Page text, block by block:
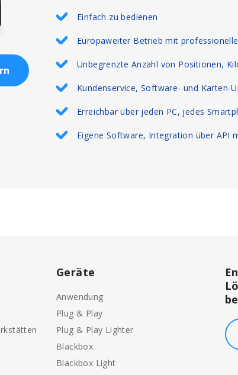
Einfach zu bedienen
Europaweiter Betrieb mit
Unbegrenzte Anzahl von Positionen,
Kundenservice, Software- und Karten-
Erreichbar über jeden PC, jedes
Eigene Software, Integration über API
Geräte
Anwendung
Plug & Play
Plug & Play Lighter
Blackbox
Blackbox Light